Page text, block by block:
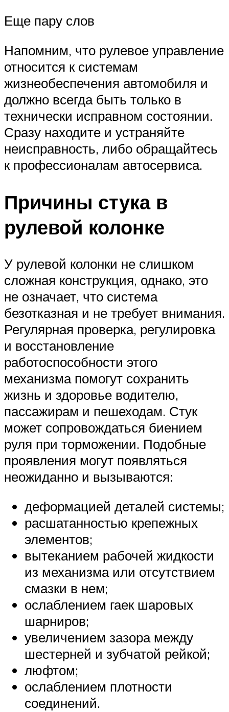
Еще пару слов
Напомним, что рулевое управление
относится к системам
жизнеобеспечения автомобиля и
должно всегда быть только в
технически исправном состоянии.
Сразу находите и устраняйте
неисправность, либо обращайтесь
к профессионалам автосервиса.
Причины стука в
рулевой колонке
У рулевой колонки не слишком
сложная конструкция, однако, это
не означает, что система
безотказная и не требует внимания.
Регулярная проверка, регулировка
и восстановление
работоспособности этого
механизма помогут сохранить
жизнь и здоровье водителю,
пассажирам и пешеходам. Стук
может сопровождаться биением
руля при торможении. Подобные
проявления могут появляться
неожиданно и вызываются:
деформацией деталей системы;
расшатанностью крепежных
элементов;
вытеканием рабочей жидкости
из механизма или отсутствием
смазки в нем;
ослаблением гаек шаровых
шарниров;
увеличением зазора между
шестерней и зубчатой рейкой;
люфтом;
ослаблением плотности
соединений.